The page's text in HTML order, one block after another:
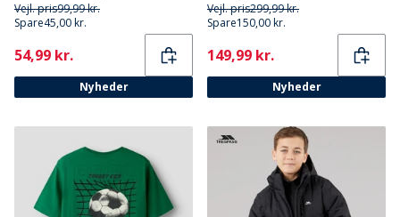
Vejl. pris99,99 kr.
Spare45,00 kr.
Current
54,99 kr.
Nyheder
Vejl. pris299,99 kr.
Spare150,00 kr.
Current
149,99 kr.
Nyheder